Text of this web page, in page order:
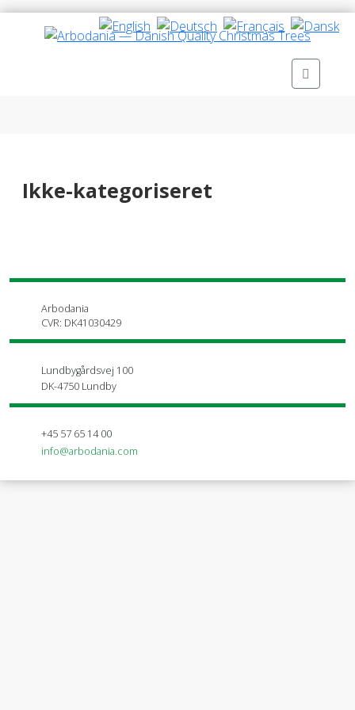
Ikke-kategoriseret
Arbodania
CVR: DK41030429
Lundbygårdsvej 100
DK-4750 Lundby
+45 57 65 14 00
info@arbodania.com